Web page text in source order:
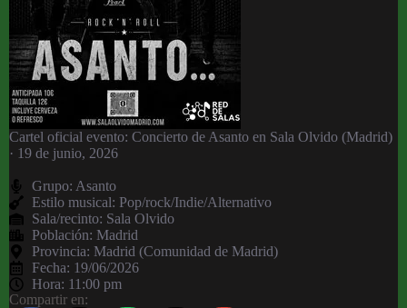
Cartel oficial evento: Concierto de Asanto en Sala Olvido (Madrid)
· 19 de junio, 2026
Grupo: Asanto
Estilo musical: Pop/rock/Indie/Alternativo
Sala/recinto: Sala Olvido
Población: Madrid
Provincia: Madrid (Comunidad de Madrid)
Fecha: 19/06/2026
Hora: 11:00 pm
Compartir en: